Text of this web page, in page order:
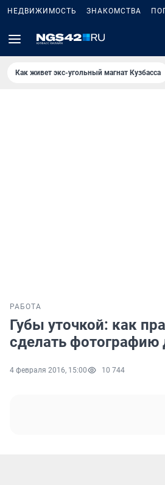
НЕДВИЖИМОСТЬ ЗНАКОМСТВА
Как живет экс-угольный магнат Кузбасса
РАБОТА
Губы уточкой: как
сделать
4 февраля 2016, 15:00 10 744